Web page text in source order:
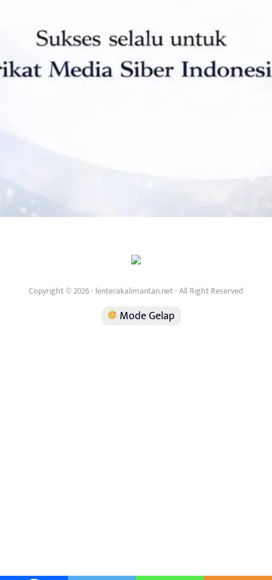
Copyright © 2026 - lenterakalimantan.net - All Right Reserved
Mode Gelap